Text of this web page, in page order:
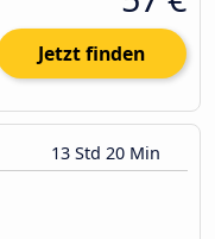
Jetzt finden
13 Std 20 Min